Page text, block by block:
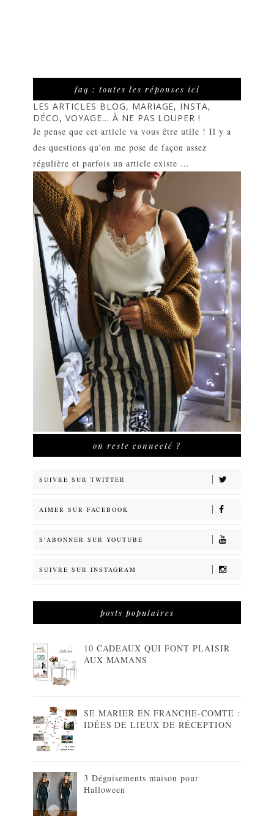
faq : toutes les réponses ici
LES ARTICLES BLOG, MARIAGE, INSTA,
DÉCO, VOYAGE... À NE PAS LOUPER !
Je pense que cet article va vous être utile ! Il y a
des questions qu'on me pose de façon assez
régulière et parfois un article existe ...
on reste connecté ?
SUIVRE SUR TWITTER
AIMER SUR FACEBOOK
S'ABONNER SUR YOUTUBE
SUIVRE SUR INSTAGRAM
posts populaires
10 CADEAUX QUI FONT PLAISIR
AUX MAMANS
SE MARIER EN FRANCHE-COMTE :
IDÉES DE LIEUX DE RÉCEPTION
3 Déguisements maison pour
Halloween